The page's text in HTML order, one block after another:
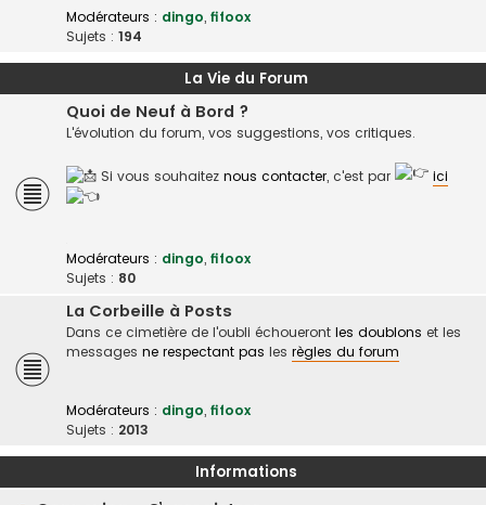
Modérateurs : dingo, fifoox
Sujets : 194
La Vie du Forum
Quoi de Neuf à Bord ?
L'évolution du forum, vos suggestions, vos critiques.
Si vous souhaitez nous contacter, c'est par ici
Modérateurs : dingo, fifoox
Sujets : 80
La Corbeille à Posts
Dans ce cimetière de l'oubli échoueront les doublons et les
messages ne respectant pas les règles du forum
Modérateurs : dingo, fifoox
Sujets : 2013
Informations